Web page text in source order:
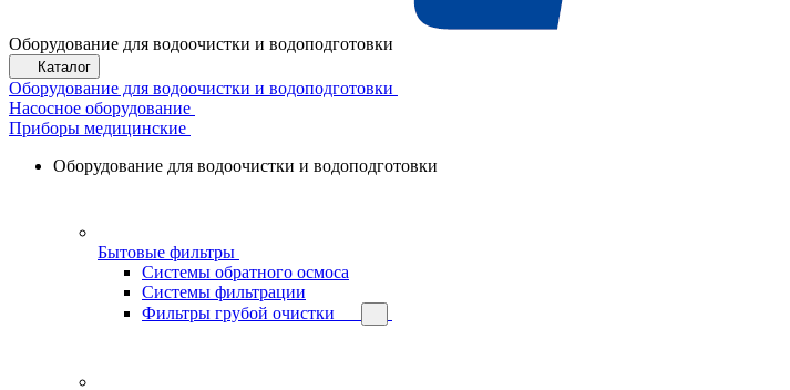
Оборудование для водоочистки и водоподготовки
Каталог
Оборудование для водоочистки и водоподготовки
Насосное оборудование
Приборы медицинские
Оборудование для водоочистки и водоподготовки
Бытовые фильтры
Системы обратного осмоса
Системы фильтрации
Фильтры грубой очистки